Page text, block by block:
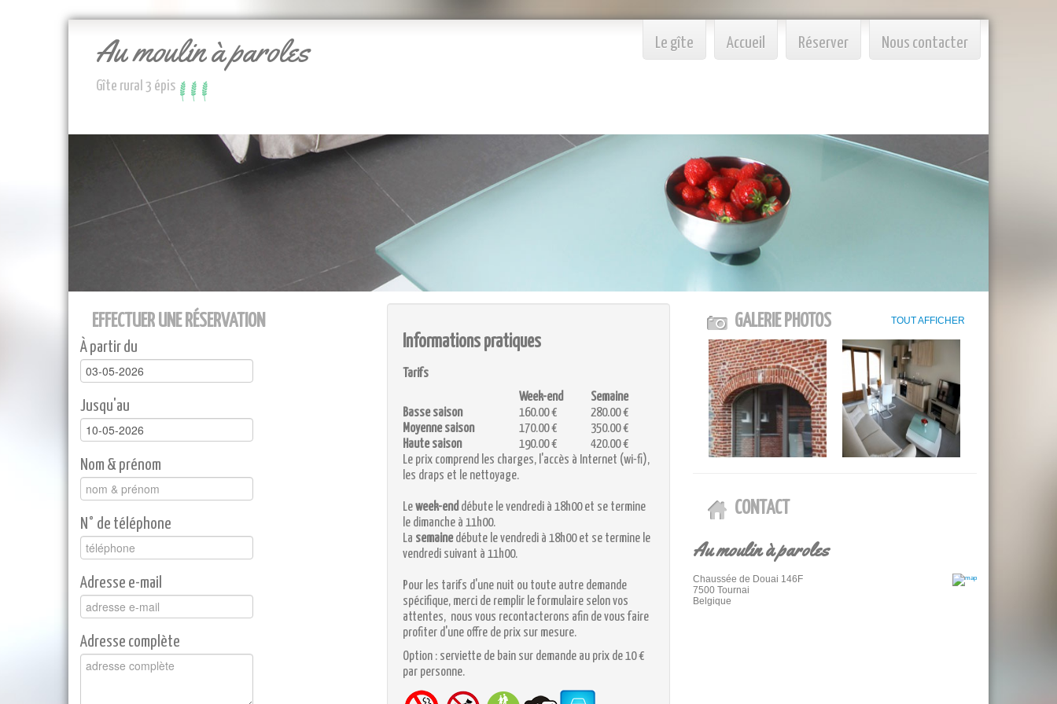
Au moulin à paroles
Gîte rural 3 épis
Le gîte Accueil Réserver Nous contacter
EFFECTUER UNE RÉSERVATION
À partir du
Jusqu'au
Nom & prénom
N° de téléphone
Adresse e-mail
Adresse complète
Informations pratiques
Tarifs
Week-end
Semaine
Basse saison
160.00 €
280.00 €
Moyenne saison
170.00 €
350.00 €
Haute saison
190.00 €
420.00 €
Le prix comprend les charges, l'accès à Internet (wi-fi),
les draps et le nettoyage.
Leweek-enddébute le vendredi à 18h00 et se termine
le dimanche à 11h00.
La semainedébute le vendredi à 18h00 et se termine le
vendredi suivant à 11h00.
Pour les tarifs d'une nuit ou toute autre demande
spécifique, merci de remplir le formulaire selon vos
attentes, nous vous recontacterons afin de vous faire
profiter d'une offre de prix sur mesure.
Option : serviette de bain sur demande au prix de 10 €
par personne.
GALERIE PHOTOS TOUT AFFICHER
CONTACT
Au moulin à paroles
Chaussée de Douai 146F
7500 Tournai
Belgique